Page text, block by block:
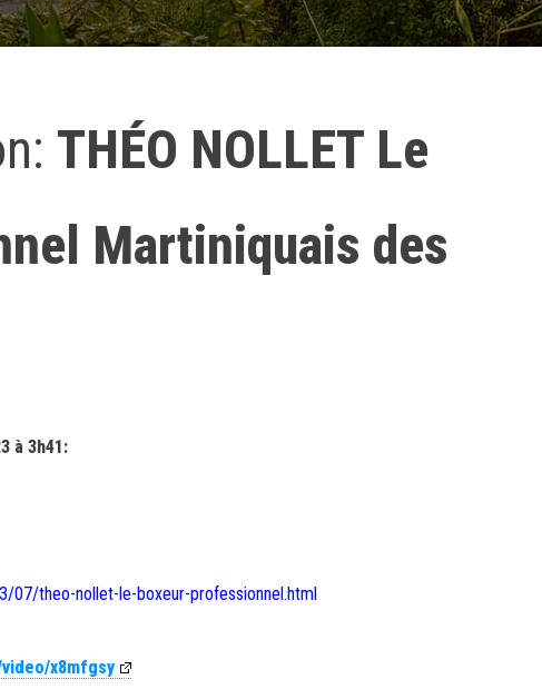
THÉO NOLLET Le
Martiniquais des
à 3h41:
07/theo-nollet-le-boxeur-professionnel.html
x8mfgsy